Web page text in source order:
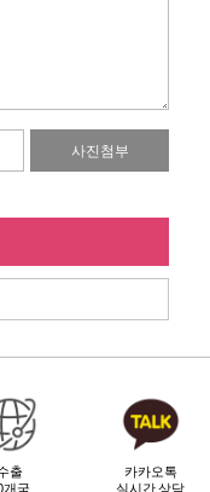
사진첨부
출
개국
카카오톡
실시간 상담